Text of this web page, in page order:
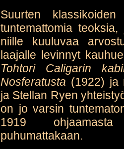
Suurten
tuntemattomia
niille kuuluvaa
laajalle levinnyt
Tohtori Caligarin
Nosferatusta (1922) ja
ja Stellan Ryen
on jo varsin
1919
puhumattakaan.